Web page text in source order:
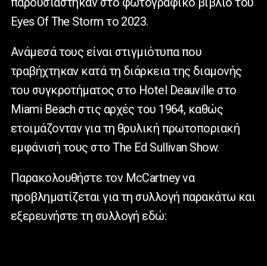
Eyes Of The Storm το 2023.
Ανάμεσά τους είναι στιγμιότυπα που
τραβήχτηκαν κατά τη διάρκεια της διαμονής
του συγκροτήματος στο Hotel Deauville στο
Miami Beach στις αρχές του 1964, καθώς
ετοιμάζονταν για τη θρυλική πρωτοποριακή
εμφάνισή τους στο The Ed Sullivan Show.
Παρακολουθήστε τον McCartney να
προβληματίζεται για τη συλλογή παρακάτω και
εξερευνήστε τη συλλογή εδώ: